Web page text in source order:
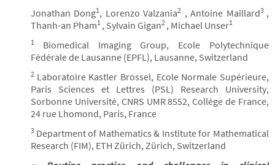
Jonathan Dong1, Lorenzo Valzania2 , Antoine Maillard3 ,
Thanh-an Pham1 , Sylvain Gigan2 , Michael Unser1
1 Biomedical Imaging Group, Ecole Polytechnique
Fédérale de Lausanne (EPFL), Lausanne, Switzerland
2 Laboratoire Kastler Brossel, Ecole Normale Supérieure,
Paris Sciences et Lettres (PSL) Research University,
Sorbonne Université, CNRS UMR 8552, Collège de France,
24 rue Lhomond, Paris, France
3 Department of Mathematics & Institute for Mathematical
Research (FIM), ETH Zürich, Zürich, Switzerland